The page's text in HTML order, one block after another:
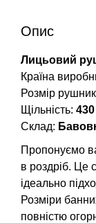
Опис
Лицьовий
Країна
Розмір
Щільність:
Склад:
Пропонуємо
в роздріб. Це
ідеально
Розміри
повністю